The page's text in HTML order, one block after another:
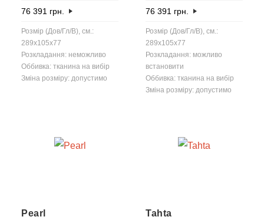
76 391 грн.
Розмір (Дов/Гл/В), см.:
289x105x77
Розкладання: неможливо
Оббивка: тканина на вибір
Зміна розміру: допустимо
76 391 грн.
Розмір (Дов/Гл/В), см.:
289x105x77
Розкладання: можливо
встановити
Оббивка: тканина на вибір
Зміна розміру: допустимо
Pearl Tahta